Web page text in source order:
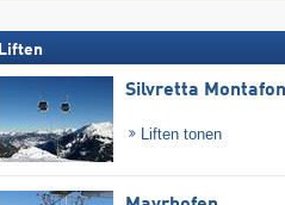
Liften
Silvretta Montafon
Liften tonen